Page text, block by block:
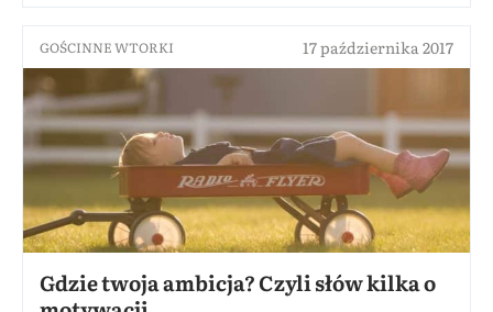
GOŚCINNE WTORKI 17 października 2017
Gdzie twoja ambicja? Czyli słów kilka o